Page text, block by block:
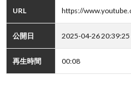
URL https://
公開日 2025-04-26 20:39:25
再生時間 00:08